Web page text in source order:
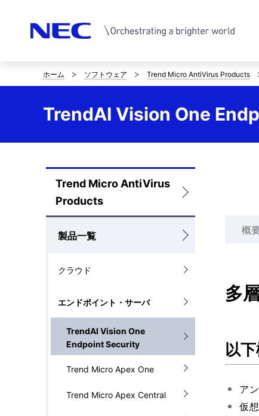
サ
イ
の
現
在
表
し
ホーム ソフトウェア Trend Micro AntiVirus Products
TrendAI Vision One
ロ
ー
カ
ビ
ー
Trend Micro AntiVirus
Products
製品一覧
クラウド
エンドポイント・サーバ
TrendAI Vision One
Endpoint Security
Trend Micro Apex One
Trend Micro Apex Central
概
多
以
ア
仮